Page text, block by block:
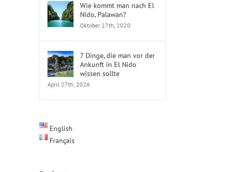
Wie kommt man nach El
Nido, Palawan?
Oktober 27th, 2020
7 Dinge, die man vor der
Ankunft in El Nido
wissen sollte
April 27th, 2026
English
Français